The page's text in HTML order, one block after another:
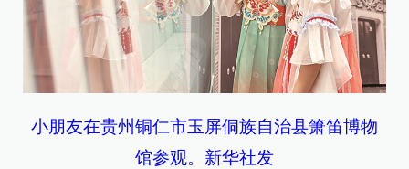
小朋友在贵州铜仁市玉屏侗族自治县箫笛博物
馆参观。新华社发